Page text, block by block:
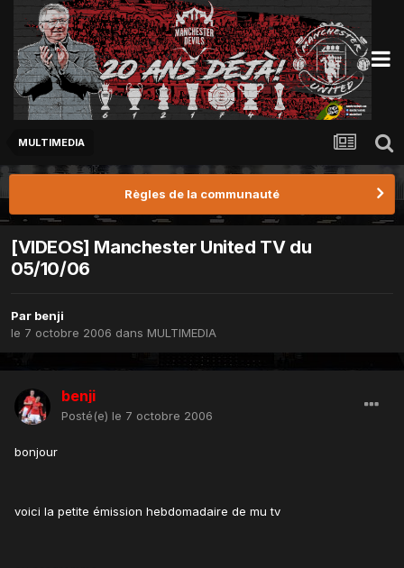
MULTIMEDIA
Règles de la communauté
[VIDEOS] Manchester United TV du
05/10/06
Par benji
le 7 octobre 2006 dans MULTIMEDIA
benji
Posté(e) le 7 octobre 2006
bonjour
voici la petite émission hebdomadaire de mu tv